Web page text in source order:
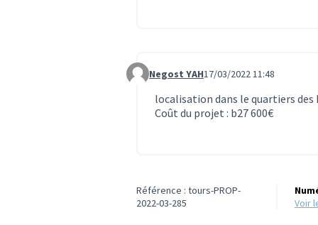
Commentaire 388
Negost YAH17/03/2022 11:48
localisation dans le quartiers des
Coût du projet : b27 600€
Référence : tours-PROP-
2022-03-285
voir